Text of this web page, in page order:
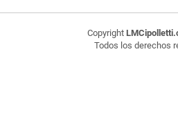
Copyright
Todos los derechos